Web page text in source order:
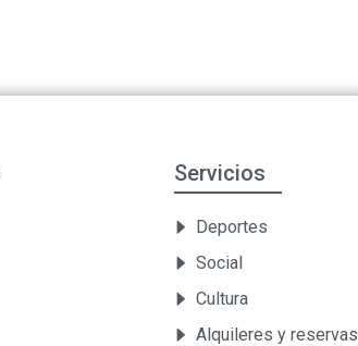
Servicios
Deportes
Social
Cultura
Alquileres y reservas